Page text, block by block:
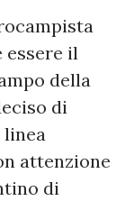
essere il
della
di
attenzione
di